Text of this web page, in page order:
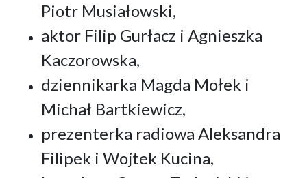
Piotr Musiałowski,
aktor Filip Gurłacz i Agnieszka
Kaczorowska,
dziennikarka Magda Mołek i
Michał Bartkiewicz,
prezenterka radiowa Aleksandra
Filipek i Wojtek Kucina,